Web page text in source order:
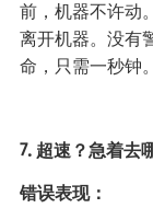
前，机器不许动
离开机器。没有
命，只需一秒钟。
7. 超速？急着去
错误表现：